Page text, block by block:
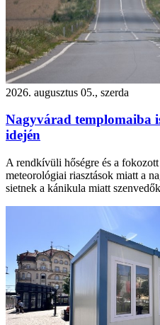
2026. augusztus 05., szerda
Nagyvárad templomaiba
idején
A rendkívüli hőségre és a
meteorológiai riasztások miatt a
sietnek a kánikula miatt